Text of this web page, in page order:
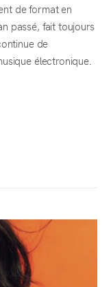
de format en
passé, fait toujours
de
électronique.